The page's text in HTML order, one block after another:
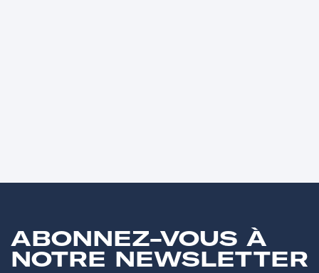
ABONNEZ-VOUS À
NOTRE NEWSLETTER